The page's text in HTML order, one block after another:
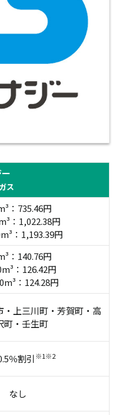
ス
：735.46円
：1,022.38円
：1,193.39円
：140.76円
：126.42円
：124.28円
・上三川町・芳賀町・高
町・壬生町
％割引※1※2
なし